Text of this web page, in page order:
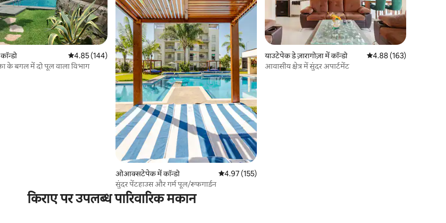
औसत रेटिंग 5 में से 4.85, 144 समीक्षाएँ
4.85 (144)
के बगल में दो पूल वाला विभाग
ओआक्सटेपेक में कॉन्डो औसत रेटिंग 5 में से 4.97, 155 समीक्षाएँ
4.97 (155)
सुंदर पेंटहाउस और गर्म पूल/रूफगार्डन
याउटेपेक डे ज़ारागोज़ा में कॉन्डो औसत रेटिंग 5 में से 4.88,
4.88 (163)
आवासीय क्षेत्र में सुंदर अपार्टमेंट
किराए पर उपलब्ध पारिवारिक मकान